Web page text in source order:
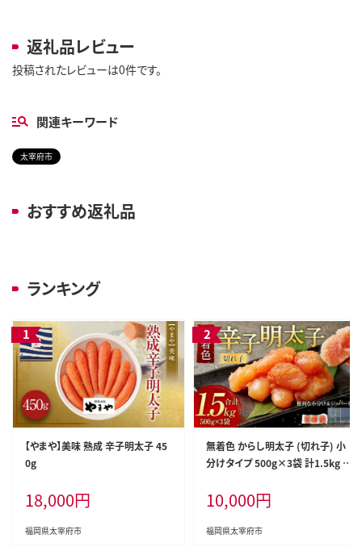
返礼品レビュー
投稿されたレビューは0件です。
関連キーワード
太宰府市
おすすめ返礼品
ランキング
【やまや】美味 熟成 辛子明太子 45
0g
18,000円
福岡県太宰府市
無着色 からし明太子 (切れ子) 小
分けタイプ 500g×3袋 計1.5kg 便
10,000円
福岡県太宰府市